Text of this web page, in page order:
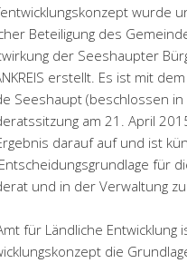
wurde
Beteiligung des
der Seeshaupter
erstellt. Es ist mit
Seeshaupt (beschlossen
am 21. April
darauf auf und ist
für
und in der Verwaltung
für Ländliche Entwicklung
die